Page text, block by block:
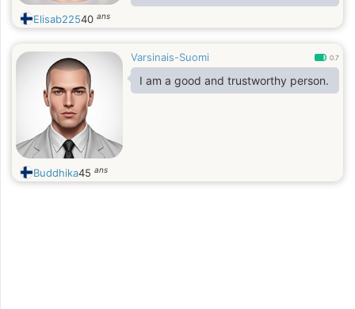
respectueux et vrai.
Elisab22540 ans
Varsinais-Suomi 0.7
I am a good and trustworthy person.
Buddhika45 ans